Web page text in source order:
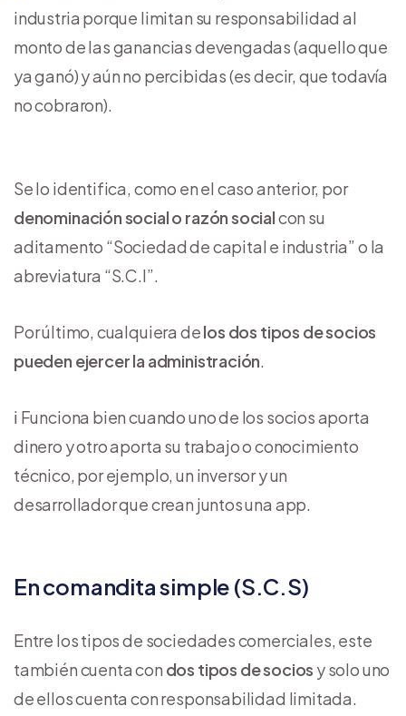
industria porque limitan su responsabilidad al
monto de las ganancias devengadas (aquello que
ya ganó) y aún no percibidas (es decir, que todavía
no cobraron).
Se lo identifica, como en el caso anterior, por
denominación social o razón socialcon su
aditamento “Sociedad de capital e industria” o la
abreviatura “S.C.I”.
Por último, cualquiera delos dos tipos de socios
pueden ejercer la administración.
ℹ️ Funciona bien cuando uno de los socios aporta
dinero y otro aporta su trabajo o conocimiento
técnico, por ejemplo, un inversor y un
desarrollador que crean juntos una app.
En comandita simple (S.C.S)
Entre los tipos de sociedades comerciales, este
también cuenta con dos tipos de socios y solo uno
de ellos cuenta con responsabilidad limitada.